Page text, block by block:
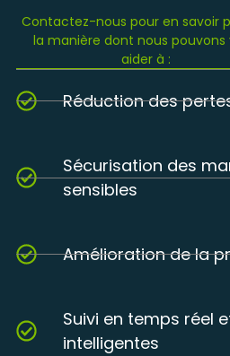
Contactez-nous pour en savoir
la manière dont nous pouvons
aider à :
Réduction des
Sécurisation des
sensibles
Amélioration de la
Suivi en temps réel
intelligentes